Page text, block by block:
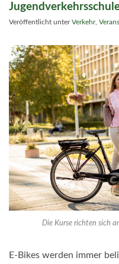
Veröffentlicht unterVerkehr,
Die Kurse richten sich
E-Bikes werden immer